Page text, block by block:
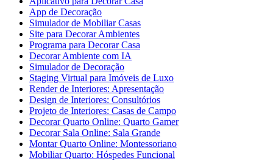
App de Decoração
Simulador de Mobiliar Casas
Site para Decorar Ambientes
Programa para Decorar Casa
Decorar Ambiente com IA
Simulador de Decoração
Staging Virtual para Imóveis de Luxo
Render de Interiores: Apresentação
Design de Interiores: Consultórios
Projeto de Interiores: Casas de Campo
Decorar Quarto Online: Quarto Gamer
Decorar Sala Online: Sala Grande
Montar Quarto Online: Montessoriano
Mobiliar Quarto: Hóspedes Funcional